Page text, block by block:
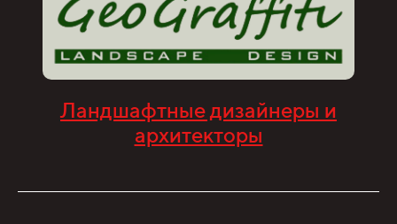
Ландшафтные дизайнеры и
архитекторы